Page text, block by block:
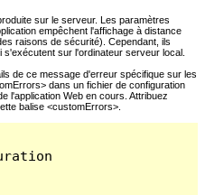
sur le serveur. Les paramètres
empêchent l'affichage à distance
raisons de sécurité). Cependant, ils
sur l'ordinateur serveur local.
de ce message d'erreur spécifique sur les
dans un fichier de configuration
l'application Web en cours. Attribuez
balise <customErrors>.